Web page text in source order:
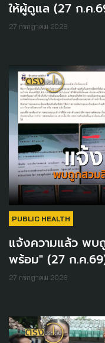
ให้ผู้ดูแล (27 ก.ค
27 กรกฎาคม 2026
PUBLIC HEALTH
แจ้งความแล้ว พบ
พร้อม" (27 ก.ค
27 กรกฎาคม 2026